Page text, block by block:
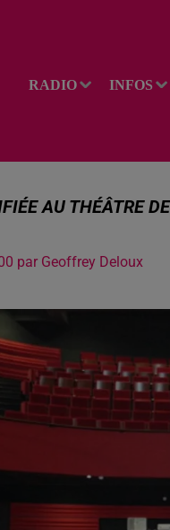
RADIO INFOS
AU THÉÂTRE
par Geoffrey Deloux
FM